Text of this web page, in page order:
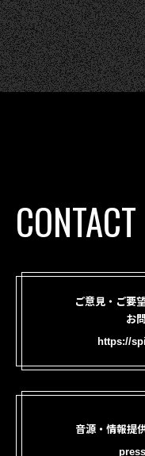
CONTACT
ご意見・ご要
お
https://
音源・情報提